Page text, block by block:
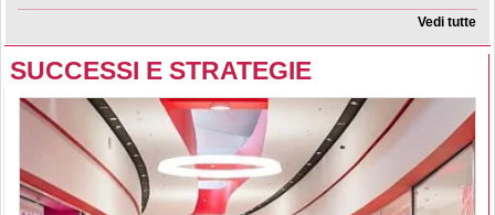
Vedi tutte
SUCCESSI E STRATEGIE